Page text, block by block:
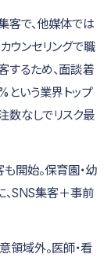
客で、他媒体では
ウンセリングで職
するため、面談着
という業界トップ
数なしでリスク最
開始。保育園・幼
、SNS集客＋事前
領域外。医師・看